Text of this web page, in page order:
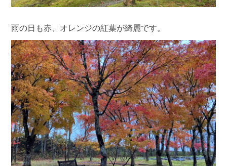
雨の日も赤、オレンジの紅葉が綺麗です。